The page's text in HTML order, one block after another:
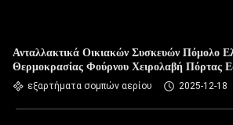
Ανταλλακτικά Οικιακών Συσκευών Πόμολο
Θερμοκρασίας Φούρνου Χειρολαβή Πόρτας
Πόμολο Φούρνου
εξαρτήματα σομπών αερίου 2025-12-18